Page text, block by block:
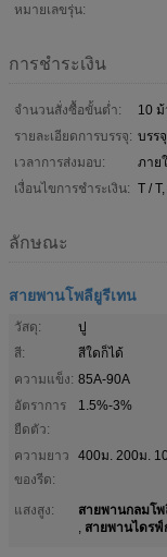
หมายเลขรุ่น:
การชำระเงิน
จำนวนสั่งซื้อขั้นต่ำ:
10
รายละเอียดการบรรจุ: บรร
เวลาการส่งมอบ:
ภาย
เงื่อนไขการชำระเงิน: T /
ลักษณะ
สายพานโพลียูรีเทน
วัสดุ:
ปู
สี:
สีใดก็ได้
ความแข็ง: 85A-90A
อัตราการ
ยืดตัว:
1.5%-3%
ความยาว
ของรีด:
400ม. 200ม.
แสงสูง: สายพานกลมโพ
, สายพานไดรฟ์